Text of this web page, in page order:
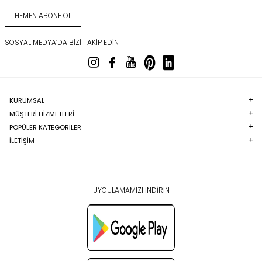
HEMEN ABONE OL
SOSYAL MEDYA’DA BIZI TAKIP EDIN
KURUMSAL
MÜŞTERI HIZMETLERI
POPÜLER KATEGORILER
İLETİŞİM
UYGULAMAMIZI İNDİRİN